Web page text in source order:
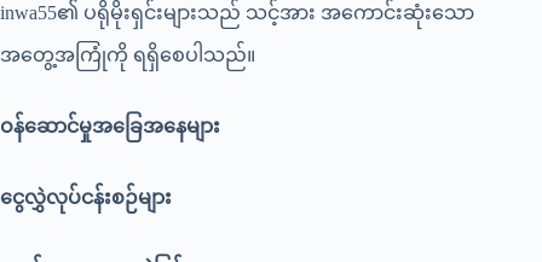
inwa55၏ ပရိုမိုးရှင်းများသည် သင့်အား အကောင်းဆုံးသော
အတွေ့အကြုံကို ရရှိစေပါသည်။
ဝန်ဆောင်မှုအခြေအနေများ
ငွေလွှဲလုပ်ငန်းစဉ်များ